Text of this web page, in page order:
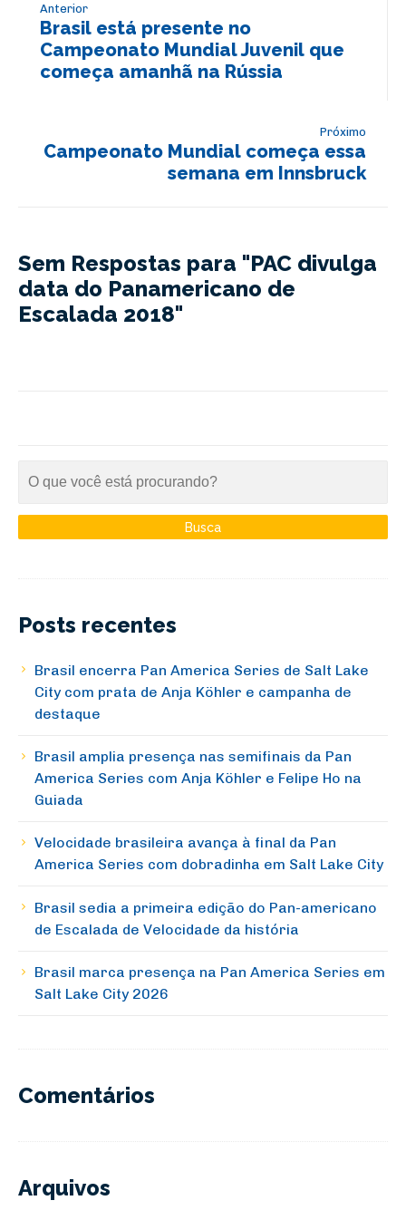
Anterior
Brasil está presente no
Campeonato Mundial Juvenil que
começa amanhã na Rússia
Próximo
Campeonato Mundial começa essa
semana em Innsbruck
Sem Respostas para "PAC divulga
data do Panamericano de
Escalada 2018"
Posts recentes
Brasil encerra Pan America Series de Salt Lake
City com prata de Anja Köhler e campanha de
destaque
Brasil amplia presença nas semifinais da Pan
America Series com Anja Köhler e Felipe Ho na
Guiada
Velocidade brasileira avança à final da Pan
America Series com dobradinha em Salt Lake City
Brasil sedia a primeira edição do Pan-americano
de Escalada de Velocidade da história
Brasil marca presença na Pan America Series em
Salt Lake City 2026
Comentários
Arquivos